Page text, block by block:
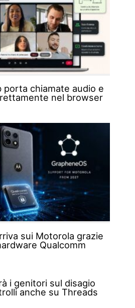
porta chiamate audio e
nel browser
sui Motorola grazie
Qualcomm
i genitori sul disagio
anche su Threads